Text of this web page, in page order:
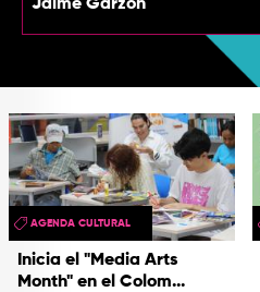
Jaime Garzón
Inicia el "Media Arts
Month" en el Colom...
AGENDA CULTURAL